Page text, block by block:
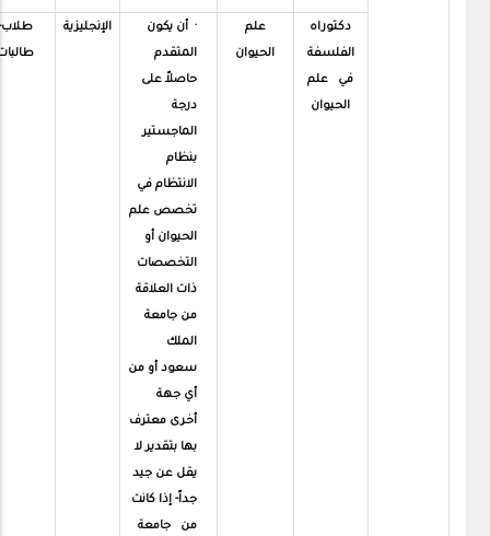
دكتوراه
الفلسفة
في علم
الحيوان
علم
الحيوان
· أن يكون
المتقدم
حاصلاً على
درجة
الماجستير
بنظام
الانتظام في
تخصص علم
الحيوان أو
التخصصات
ذات العلاقة
من جامعة
الملك
سعود أو من
أي جهة
أخرى معترف
بها بتقدير لا
يقل عن جيد
جداً- إذا كانت
من جامعة
الإنجليزية